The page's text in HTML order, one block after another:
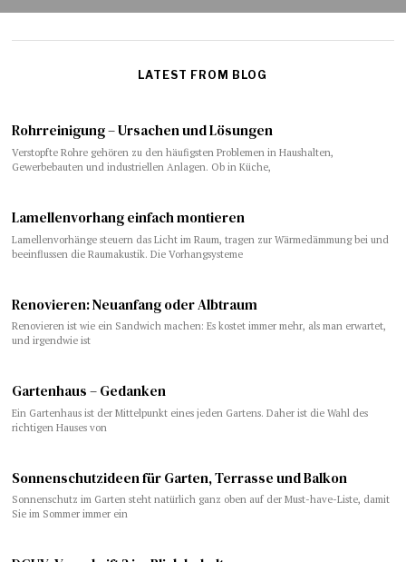
LATEST FROM BLOG
Rohrreinigung – Ursachen und Lösungen
Verstopfte Rohre gehören zu den häufigsten Problemen in Haushalten,
Gewerbebauten und industriellen Anlagen. Ob in Küche,
Lamellenvorhang einfach montieren
Lamellenvorhänge steuern das Licht im Raum, tragen zur Wärmedämmung bei und
beeinflussen die Raumakustik. Die Vorhangsysteme
​​Renovieren: Neuanfang oder Albtraum
Renovieren ist wie ein Sandwich machen: Es kostet immer mehr, als man erwartet,
und irgendwie ist
Gartenhaus – Gedanken
Ein Gartenhaus ist der Mittelpunkt eines jeden Gartens. Daher ist die Wahl des
richtigen Hauses von
Sonnenschutzideen für Garten, Terrasse und Balkon
Sonnenschutz im Garten steht natürlich ganz oben auf der Must-have-Liste, damit
Sie im Sommer immer ein